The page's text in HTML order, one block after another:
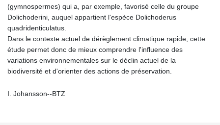
(gymnospermes) qui a, par exemple, favorisé celle du groupe
Dolichoderini, auquel appartient l'espèce Dolichoderus
quadridenticulatus.
Dans le contexte actuel de dérèglement climatique rapide, cette
étude permet donc de mieux comprendre l'influence des
variations environnementales sur le déclin actuel de la
biodiversité et d'orienter des actions de préservation.
I. Johansson--BTZ